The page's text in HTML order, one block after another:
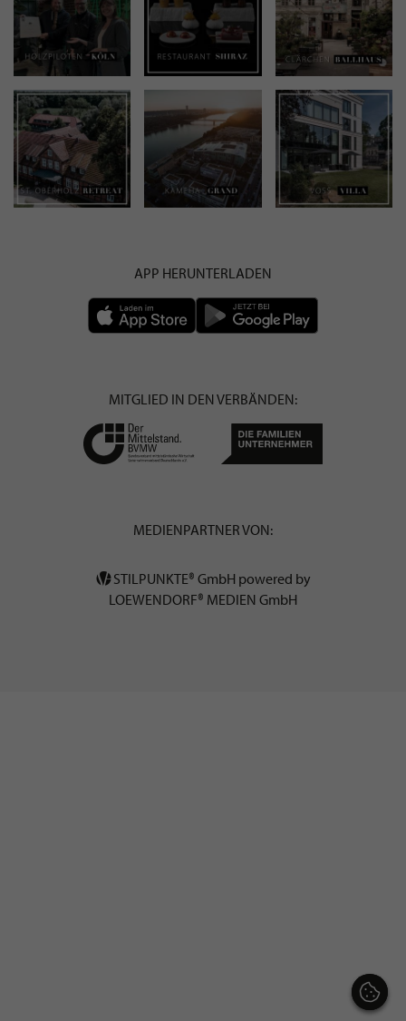
APP HERUNTERLADEN
MITGLIED IN DEN VERBÄNDEN:
MEDIENPARTNER VON:
STILPUNKTE® GmbH powered by
LOEWENDORF® MEDIEN GmbH